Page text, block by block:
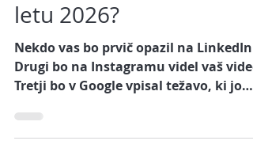
Kje mora biti podjetje,
da ga stranke najdejo v
letu 2026?
Nekdo vas bo prvič opazil na
Drugi bo na Instagramu videl vaš